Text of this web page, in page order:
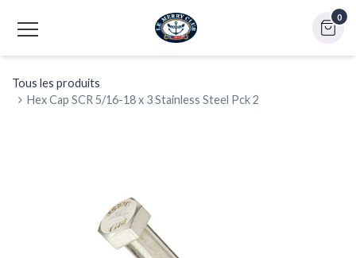
0
Tous les produits
Hex Cap SCR 5/16-18 x 3 Stainless Steel Pck 2